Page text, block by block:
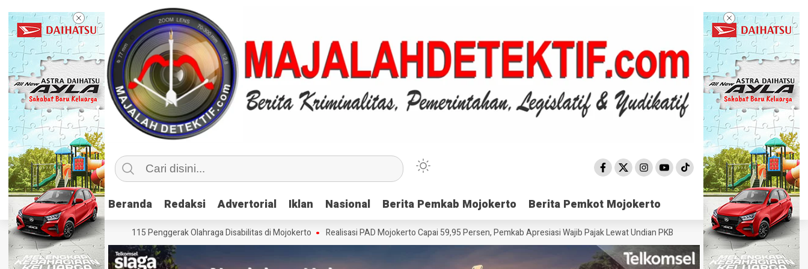
Beranda Redaksi Advertorial Iklan Nasional Berita Pemkab Mojokerto Berita Pemkot Mojokerto
Beranda Redaksi Advertorial Iklan Nasional Berita Pemkab Mojokerto Berita Pemkot Mojokerto
Inklusif, Kemenpora Latih 115 Penggerak Olahraga Disabilitas di Mojokerto Realisasi PAD Mojokerto Capai 59,95 Persen, Pemkab Apresiasi Wajib Pajak Lewat Undian PKB Satpol PP Mojokerto Sisir 15 Titik,